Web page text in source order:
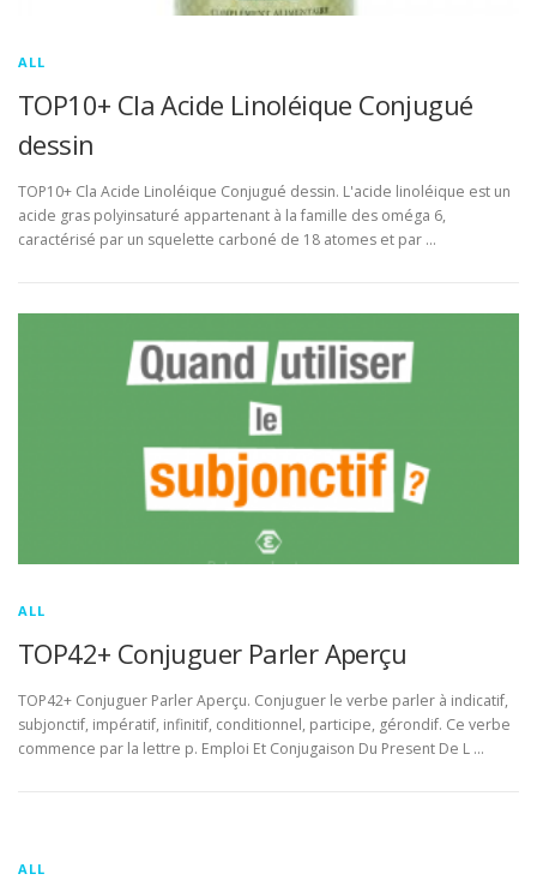
ALL
TOP10+ Cla Acide Linoléique Conjugué
dessin
TOP10+ Cla Acide Linoléique Conjugué dessin. L'acide linoléique est un
acide gras polyinsaturé appartenant à la famille des oméga 6,
caractérisé par un squelette carboné de 18 atomes et par …
ALL
TOP42+ Conjuguer Parler Aperçu
TOP42+ Conjuguer Parler Aperçu. Conjuguer le verbe parler à indicatif,
subjonctif, impératif, infinitif, conditionnel, participe, gérondif. Ce verbe
commence par la lettre p. Emploi Et Conjugaison Du Present De L …
ALL